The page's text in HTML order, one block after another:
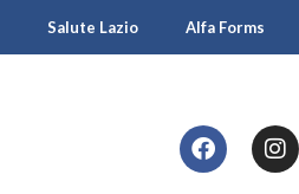
Salute Lazio Alfa Forms